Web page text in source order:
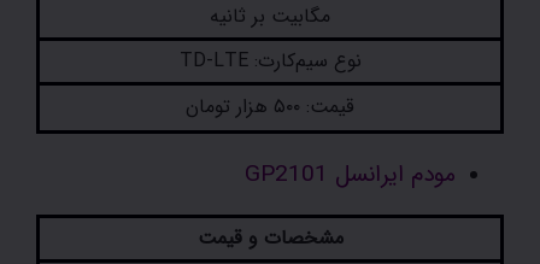
مگابیت بر ثانیه
نوع سیم‌کارت: TD-LTE
قیمت: ۵۰۰ هزار تومان
مودم ایرانسل GP2101
مشخصات و قیمت